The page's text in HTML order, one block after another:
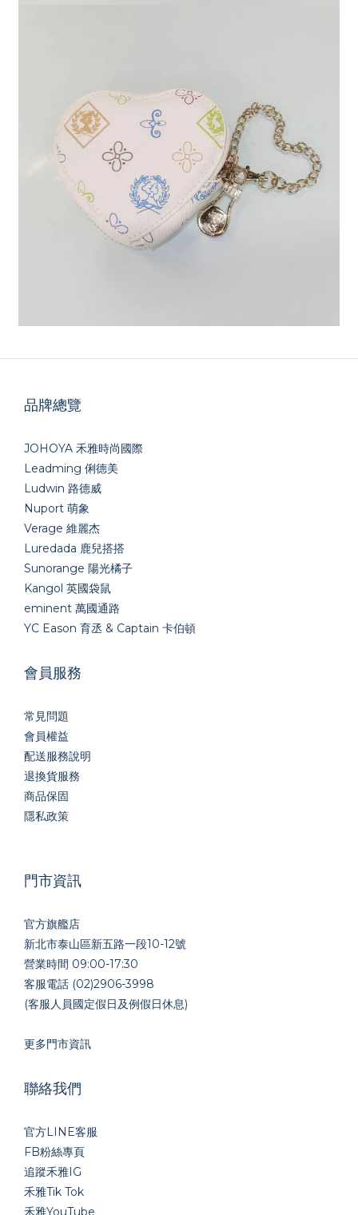
品牌總覽
JOHOYA 禾雅時尚國際
Leadming 俐德美
Ludwin 路德威
Nuport 萌象
Verage 維麗杰
Luredada 鹿兒搭搭
Sunorange 陽光橘子
Kangol 英國袋鼠
eminent 萬國通路
YC Eason 育丞 & Captain 卡伯頓
會員服務
常見問題
會員權益
配送服務說明
退換貨服務
商品保固
隱私政策
門市資訊
官方旗艦店
新北市泰山區新五路一段10-12號
營業時間 09:00-17:30
客服電話 (02)2906-3998
(客服人員國定假日及例假日休息)
更多門市資訊
聯絡我們
官方LINE客服
FB粉絲專頁
追蹤禾雅IG
禾雅Tik Tok
禾雅YouTube